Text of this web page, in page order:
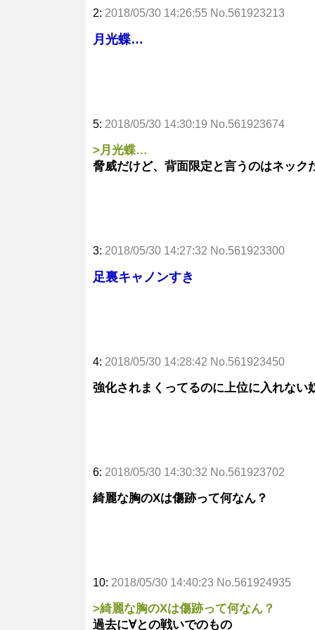
2: 2018/05/30 14:26:55 No.561923213
月光蝶…
5: 2018/05/30 14:30:19 No.561923674
>月光蝶…
脅威だけど、背面限定と言うのはネック
3: 2018/05/30 14:27:32 No.561923300
足裏キャノンすき
4: 2018/05/30 14:28:42 No.561923450
強化されまくってるのに上位に入れない
6: 2018/05/30 14:30:32 No.561923702
綺麗な胸のXは傷跡って何なん？
10: 2018/05/30 14:40:23 No.561924935
>綺麗な胸のXは傷跡って何なん？
過去に∀との戦いでのもの